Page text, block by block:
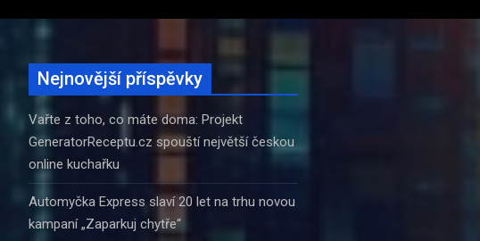
Nejnovější příspěvky
Vařte z toho, co máte doma: Projekt
GeneratorReceptu.cz spouští největší českou
online kuchařku
Automyčka Express slaví 20 let na trhu novou
kampaní „Zaparkuj chytře“